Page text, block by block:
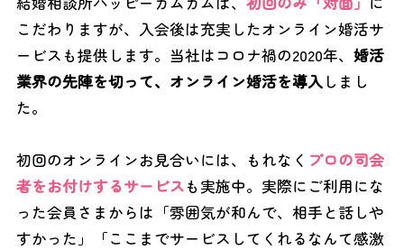
こだわりますが、入会後は充実したオンライン婚活サ
ービスも提供します。当社はコロナ禍の2020年、 婚活
業界の先陣を切って、オンライン婚活を導入しまし
た。
初回のオンラインお見合いには、もれなく プロの司会
者をお付けするサービスも実施中。実際にご利用にな
った会員さまからは「雰囲気が和んで、相手と話しや
すかった」「ここまでサービスしてくれるなんて感激